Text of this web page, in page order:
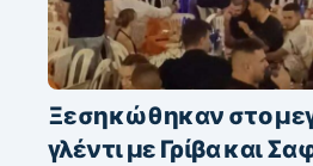
Ξεσηκώθηκαν στο
γλέντι με Γρίβα και